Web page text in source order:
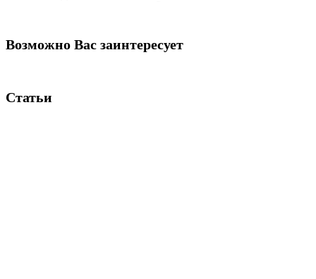
Возможно Вас заинтересует
Статьи